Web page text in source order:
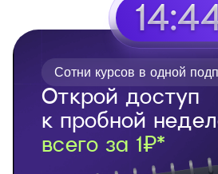
Открой доступ
к пробной
всего за 1₽*
Сотни курсов в одной